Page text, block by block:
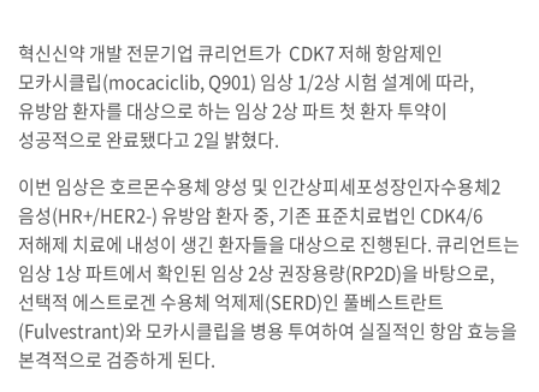
혁신신약 개발 전문기업 큐리언트가 CDK7 저해 항암제인
모카시클립(mocaciclib, Q901) 임상 1/2상 시험 설계에 따라,
유방암 환자를 대상으로 하는 임상 2상 파트 첫 환자 투약이
성공적으로 완료됐다고 2일 밝혔다.
이번 임상은 호르몬수용체 양성 및 인간상피세포성장인자수용체2
음성(HR+/HER2-) 유방암 환자 중, 기존 표준치료법인 CDK4/6
저해제 치료에 내성이 생긴 환자들을 대상으로 진행된다. 큐리언트는
임상 1상 파트에서 확인된 임상 2상 권장용량(RP2D)을 바탕으로,
선택적 에스트로겐 수용체 억제제(SERD)인 풀베스트란트
(Fulvestrant)와 모카시클립을 병용 투여하여 실질적인 항암 효능을
본격적으로 검증하게 된다.